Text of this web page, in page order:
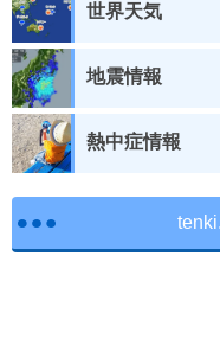
世界天気
地震情報
熱中症情報